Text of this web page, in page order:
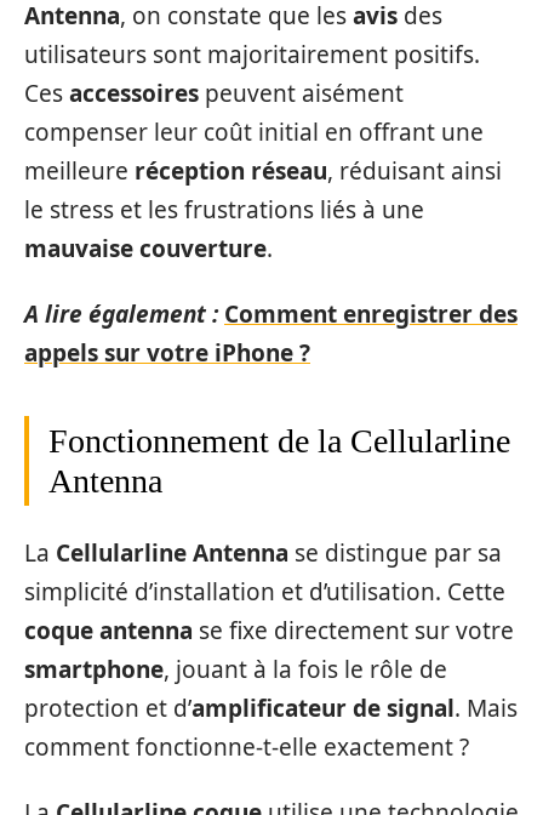
Antenna, on constate que lesavis des
utilisateurs sont majoritairement positifs.
Cesaccessoires peuvent aisément
compenser leur coût initial en offrant une
meilleure réception réseau, réduisant ainsi
le stress et les frustrations liés à une
mauvaise couverture.
A lire également : Comment enregistrer des
appels sur votre iPhone ?
Fonctionnement de la Cellularline
Antenna
La Cellularline Antenna se distingue par sa
simplicité d’installation et d’utilisation. Cette
coque antenna se fixe directement sur votre
smartphone, jouant à la fois le rôle de
protection et d’amplificateur de signal. Mais
comment fonctionne-t-elle exactement ?